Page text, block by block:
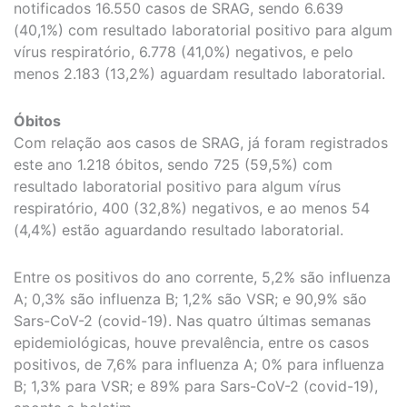
notificados 16.550 casos de SRAG, sendo 6.639
(40,1%) com resultado laboratorial positivo para algum
vírus respiratório, 6.778 (41,0%) negativos, e pelo
menos 2.183 (13,2%) aguardam resultado laboratorial.
Óbitos
Com relação aos casos de SRAG, já foram registrados
este ano 1.218 óbitos, sendo 725 (59,5%) com
resultado laboratorial positivo para algum vírus
respiratório, 400 (32,8%) negativos, e ao menos 54
(4,4%) estão aguardando resultado laboratorial.
Entre os positivos do ano corrente, 5,2% são influenza
A; 0,3% são influenza B; 1,2% são VSR; e 90,9% são
Sars-CoV-2 (covid-19). Nas quatro últimas semanas
epidemiológicas, houve prevalência, entre os casos
positivos, de 7,6% para influenza A; 0% para influenza
B; 1,3% para VSR; e 89% para Sars-CoV-2 (covid-19),